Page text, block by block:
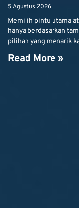
5 Agustus 2026
Memilih pintu utama
hanya berdasarkan
pilihan yang menarik
Read More »